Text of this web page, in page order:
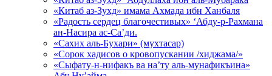
«Китаб аз-Зухд» имама Ахмада ибн Ханбаля
«Радость сердец благочестивых» ‘Абду-р-Рахмана
ан-Насира ас-Са’ди.
«Сахих аль-Бухари» (мухтасар)
«Сорок хадисов о кровопускании /хиджама/»
«Сыфату-н-нифакъ ва на’ту аль-мунафикъина»